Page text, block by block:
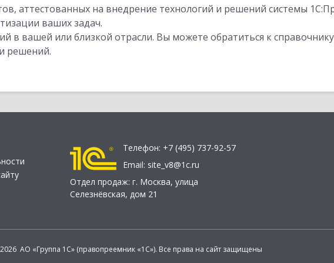
аттестованных на внедрение технологий и решений системы
ваших задач.
в вашей или близкой отрасли. Вы можете обратиться к
решений.
Телефон: +7 (495) 737-92-57
Email: site_v8@1c.ru
Отдел продаж: г. Москва, улица
Селезнёвская, дом 21
АО «Группа 1С» (правопреемник «1С»). Все права на сайт защищены